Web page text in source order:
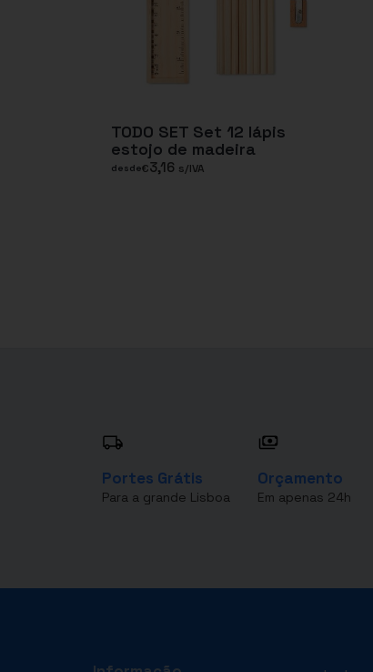
TODO SET Set 12 lápis
estojo de madeira
desde€3,16 s/IVA
Portes Grátis
Para a grande Lisboa
Orçamento
Em apenas 24h